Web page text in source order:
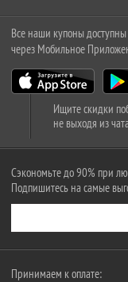
Все наши купоны доступны
через Мобильное
Ищите скидки
не выходя из
Сэкономьте до 90% при
Подпишитесь на самые
Принимаем к оплате: